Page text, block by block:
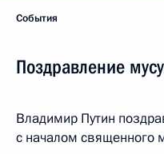
События
Поздравление
Владимир Путин
с началом священного